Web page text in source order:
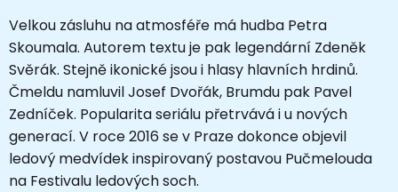
Velkou zásluhu na atmosféře má hudba Petra
Skoumala. Autorem textu je pak legendární Zdeněk
Svěrák. Stejně ikonické jsou i hlasy hlavních hrdinů.
Čmeldu namluvil Josef Dvořák, Brumdu pak Pavel
Zedníček. Popularita seriálu přetrvává i u nových
generací. V roce 2016 se v Praze dokonce objevil
ledový medvídek inspirovaný postavou Pučmelouda
na Festivalu ledových soch.